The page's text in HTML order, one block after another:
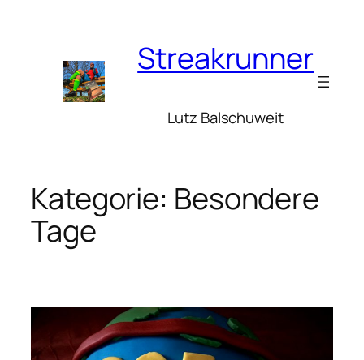
springen
Streakrunner
Lutz Balschuweit
Kategorie: Besondere
Tage